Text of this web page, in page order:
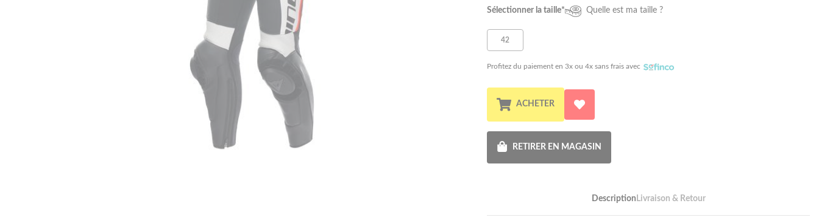
Sélectionner la taille* Quelle est ma taille ?
42
Profitez du paiement en 3x ou 4x sans frais avec
ACHETER
RETIRER EN MAGASIN
Description Livraison & Retour